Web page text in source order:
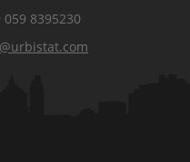
059 8395230